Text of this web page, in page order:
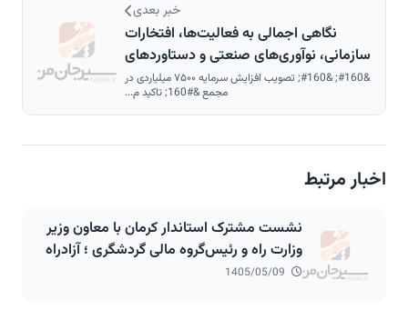
خبر بعدی
نگاهی اجمالی به فعالیت‌ها، افتخارات
سازمانی، نوآوری‌های صنعتی و دستاوردهای
مالی شرکت توسعه آهن و فولاد گل‌گهر
&#160; &#160; تصویب افزایش سرمایه ۷۵۰۰ میلیاردی در
مجمع &#160; تاکید م...
اخبار مرتبط
نشست مشترک استاندار کرمان با معاون وزیر
وزارت راه و رئیس‌گروه مالی گردشگری ؛ آزادراه
۲۷۰ کیلومتری انار شهربابک سیرجان باغات در